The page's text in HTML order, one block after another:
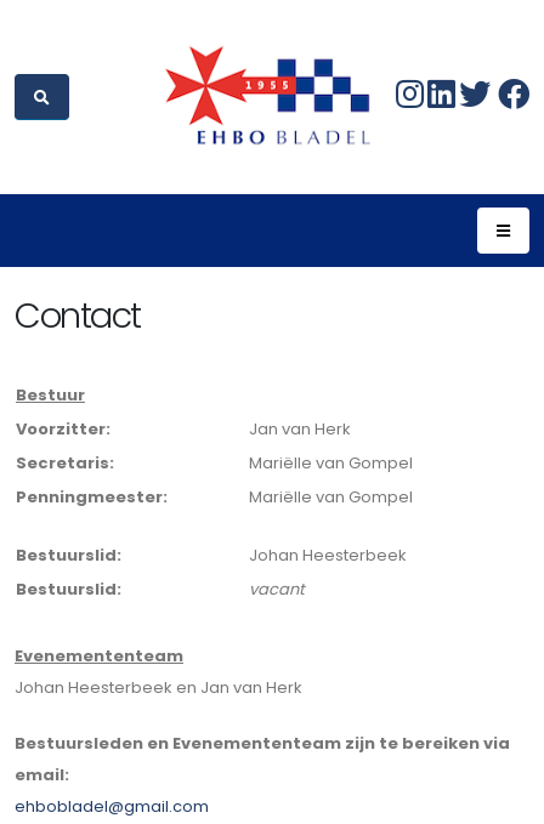
Contact
Bestuur
Voorzitter:
Jan van Herk
Secretaris:
Mariëlle van Gompel
Penningmeester:
Mariëlle van Gompel
Bestuurslid:
Johan Heesterbeek
Bestuurslid:
vacant
Evenemententeam
Johan Heesterbeek en Jan van Herk
Bestuursleden en Evenemententeam zijn te bereiken via
email:
ehbobladel@gmail.com